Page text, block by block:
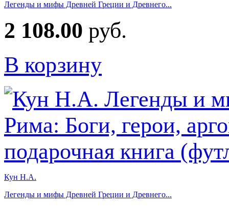
Легенды и мифы Древней Греции и Древнего...
2 108.00 руб.
В корзину
Кун Н.А.
Легенды и мифы Древней Греции и Древнего...